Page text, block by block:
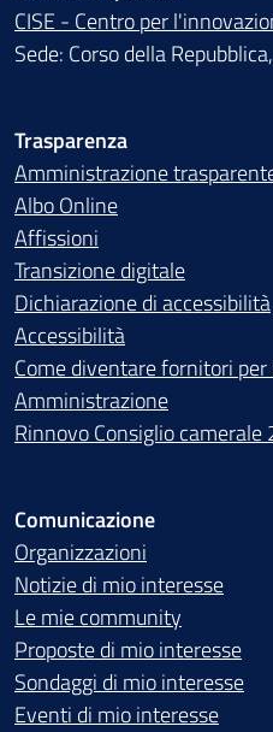
CISE - Centro per
Sede: Corso della
Trasparenza
Amministrazione
Albo Online
Affissioni
Transizione digitale
Dichiarazione di accessibilità
Accessibilità
Come diventare fornitori per
Amministrazione
Rinnovo Consiglio
Comunicazione
Organizzazioni
Notizie di mio interesse
Le mie community
Proposte di mio interesse
Sondaggi di mio interesse
Eventi di mio interesse